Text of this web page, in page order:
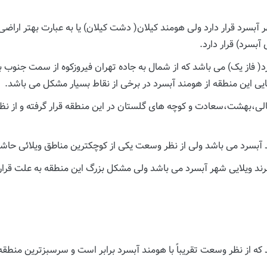
قرار دارد.
یک) می باشد که از شمال به جاده تهران فیروزکوه از سمت جنوب
این منطقه از هومند آبسرد در برخی از نقاط بسیار مشکل می باشد.
و کوچه های گلستان در این منطقه قرار گرفته و از
ویلایی شهر آبسرد می باشد ولی مشکل بزرگ این منطقه به علت
نظر وسعت تقریباً با هومند آبسرد برابر است و سرسبزترین